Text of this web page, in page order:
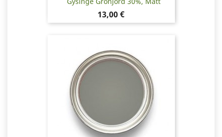
Pris
13,00 €